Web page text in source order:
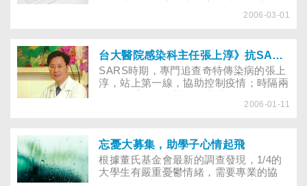
來愈低；當新興傳染病來襲，醫療險正熱
2006-03-01
台大醫院感染科主任張上淳》抗SARS英雄，再戰禽流感
SARS時期，專門追查奇特傳染病的張上
淳，站上第一線，協助控制疫情；時隔兩
康。面對這波新興傳染病，本期專訪除了
2006-01-11
忘憂大募集，助學子心情起飛
根據董氏基金會最新的調查發現，1/4的
大學生有嚴重憂鬱情緒，需要專業的協